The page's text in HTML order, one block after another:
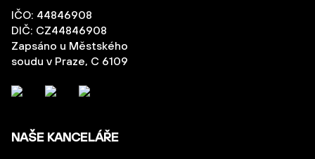
IČO: 44846908
DIČ: CZ44846908
Zapsáno u Městského
soudu v Praze, C 6109
NAŠE KANCELÁŘE